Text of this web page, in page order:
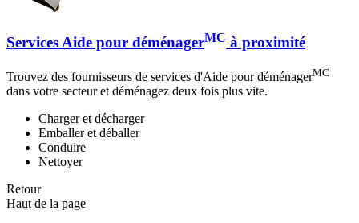
Services Aide pour déménagerMC à proximité
Trouvez des fournisseurs de services d'Aide pour déménagerMC
dans votre secteur et déménagez deux fois plus vite.
Charger et décharger
Emballer et déballer
Conduire
Nettoyer
Retour
Haut de la page